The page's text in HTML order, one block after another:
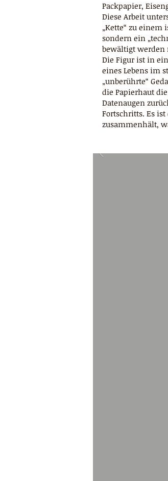
Packpapier,
Diese Arbeit
„Kette“ zu
sondern ein
bewältigt werden
Die Figur ist in
eines Lebens im
„unberührte“
die Papierhaut
Datenaugen
Fortschritts. Es
zusammenhält,